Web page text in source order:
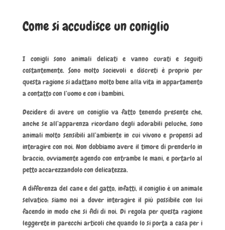
Come si accudisce un coniglio
I conigli sono animali delicati e vanno curati e seguiti
costantemente. Sono molto socievoli e discreti è proprio per
questa ragione si adattano molto bene alla vita in appartamento
a contatto con l’uomo e con i bambini.
Decidere di avere un coniglio va fatto tenendo presente che,
anche se all’apparenza ricordano degli adorabili peluche, sono
animali molto sensibili all’ambiente in cui vivono e propensi ad
interagire con noi. Non dobbiamo avere il timore di prenderlo in
braccio, ovviamente agendo con entrambe le mani, e portarlo al
petto accarezzandolo con delicatezza.
A differenza del cane e del gatto, infatti, il coniglio è un animale
selvatico: siamo noi a dover interagire il più possibile con lui
facendo in modo che si fidi di noi. Di regola per questa ragione
leggerete in parecchi articoli che quando lo si porta a casa per i